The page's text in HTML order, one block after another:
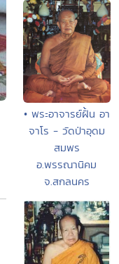
• พระอาจารย์ฝั้น อา
จาโร - วัดป่าอุดม
สมพร
อ.พรรณานิคม
จ.สกลนคร